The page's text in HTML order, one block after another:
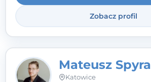
Zobacz profil
Mateusz Spyra
Katowice